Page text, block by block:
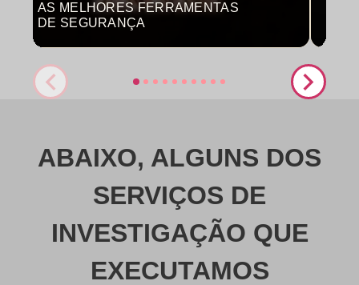
AS MELHORES FERRAMENTAS
DE SEGURANÇA
ABAIXO, ALGUNS DOS
SERVIÇOS DE
INVESTIGAÇÃO QUE
EXECUTAMOS